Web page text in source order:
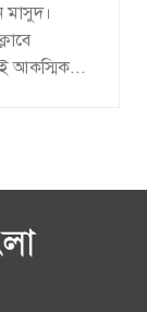
মাসুদ।
আকস্মিক...